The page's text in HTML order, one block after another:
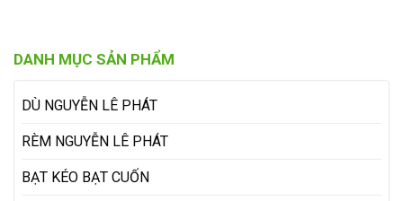
DANH MỤC SẢN PHẨM
DÙ NGUYỄN LÊ PHÁT
RÈM NGUYỄN LÊ PHÁT
BẠT KÉO BẠT CUỐN
đảm bảo sự thoáng mát, tiện lợi khi
và lắp đặt